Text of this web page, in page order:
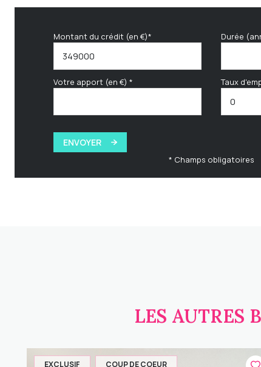
Montant du crédit (en €)* Durée
Votre apport (en €) * Taux
ENVOYER
* Champs obligatoires
LES AUTRES
EXCLUSIF COUP DE COEUR